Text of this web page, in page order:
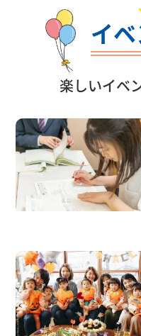
イ
楽しいイベ